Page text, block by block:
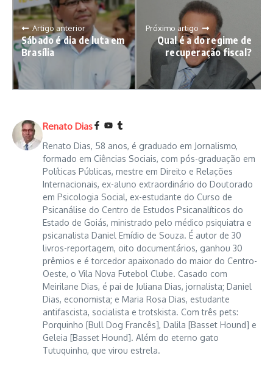
Artigo anterior
Sábado é dia de luta em
Brasília
Próximo artigo
Qual é a do regime de
recuperação fiscal?
Renato Dias
Renato Dias, 58 anos, é graduado em Jornalismo,
formado em Ciências Sociais, com pós-graduação em
Políticas Públicas, mestre em Direito e Relações
Internacionais, ex-aluno extraordinário do Doutorado
em Psicologia Social, ex-estudante do Curso de
Psicanálise do Centro de Estudos Psicanalíticos do
Estado de Goiás, ministrado pelo médico psiquiatra e
psicanalista Daniel Emídio de Souza. É autor de 30
livros-reportagem, oito documentários, ganhou 30
prêmios e é torcedor apaixonado do maior do Centro-
Oeste, o Vila Nova Futebol Clube. Casado com
Meirilane Dias, é pai de Juliana Dias, jornalista; Daniel
Dias, economista; e Maria Rosa Dias, estudante
antifascista, socialista e trotskista. Com três pets:
Porquinho [Bull Dog Francês], Dalila [Basset Hound] e
Geleia [Basset Hound]. Além do eterno gato
Tutuquinho, que virou estrela.